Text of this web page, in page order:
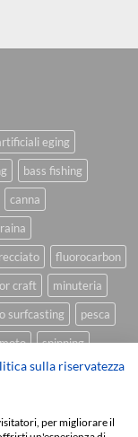
eging
bass fishing
canna
fluorocarbon
craft
minuteria
surfcasting
pesca
spinning
trolling tubertini
sulla riservatezza
per migliorare il